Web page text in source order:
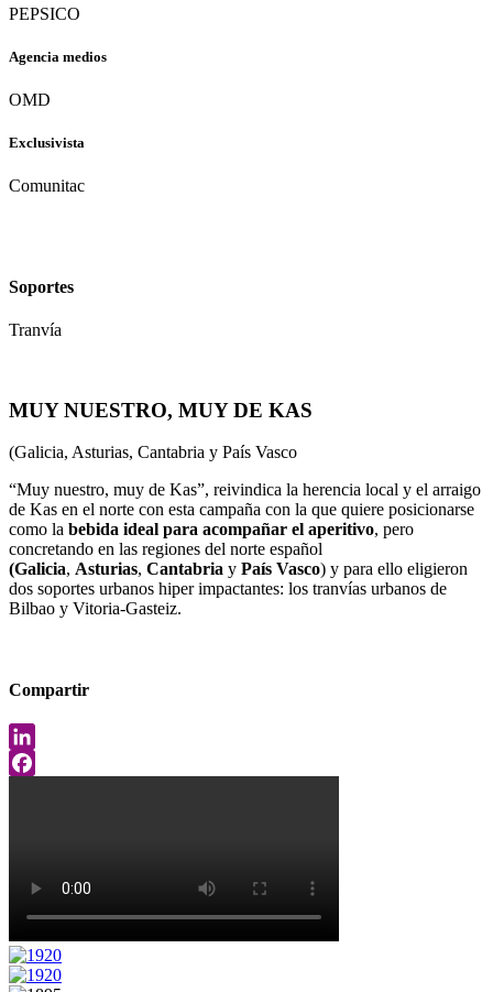
PEPSICO
Agencia medios
OMD
Exclusivista
Comunitac
Soportes
Tranvía
MUY NUESTRO, MUY DE KAS
(Galicia, Asturias, Cantabria y País Vasco
“Muy nuestro, muy de Kas”, reivindica la herencia local y el arraigo
de Kas en el norte con esta campaña con la que quiere posicionarse
como la bebida ideal para acompañar el aperitivo, pero
concretando en las regiones del norte español
(Galicia, Asturias, Cantabria y País Vasco) y para ello eligieron
dos soportes urbanos hiper impactantes: los tranvías urbanos de
Bilbao y Vitoria-Gasteiz.
Compartir
LinkedIn